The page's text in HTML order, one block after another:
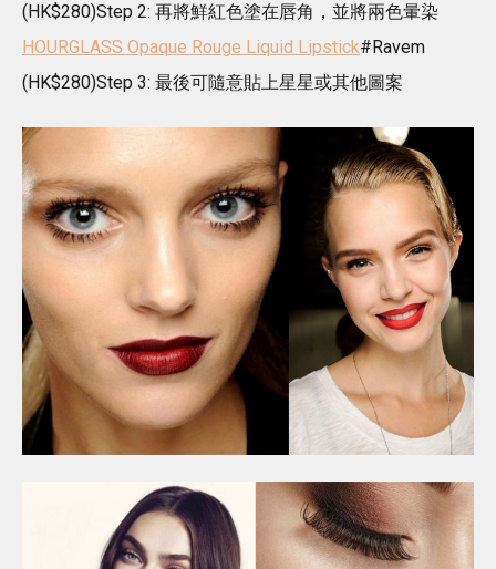
(HK$280)Step 2: 再將鮮紅色塗在唇角，並將兩色暈染
HOURGLASS Opaque Rouge Liquid Lipstick#Ravem
(HK$280)Step 3: 最後可隨意貼上星星或其他圖案